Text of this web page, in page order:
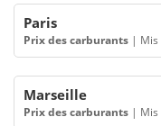
Paris
Prix des carburants |
Marseille
Prix des carburants |